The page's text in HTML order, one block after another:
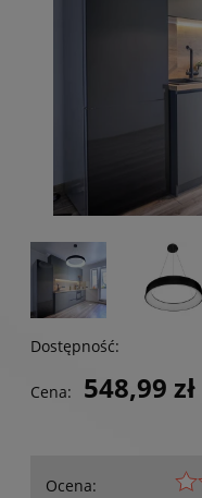
Dostępność:
Cena: 548,99 zł
Ocena: